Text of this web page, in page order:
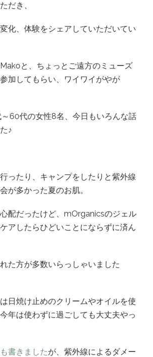
だき、
化、体験をシェアしていただいてい
と、ちょっとご遠方のミューズ
加してもらい、ワイワイがやが
60代の女性8名、今日もいろんな話
♪
ったり、キャンプをしたりと紫外線
が多かった夏のお肌。
配だったけど、mOrganicsのジェル
アしたらひどいことにならずに済ん
た方が多数いらっしゃいました
日焼け止めのクリームやオイルを使
年は使わずに過ごしても大丈夫やっ
書きましたが、紫外線によるダメー